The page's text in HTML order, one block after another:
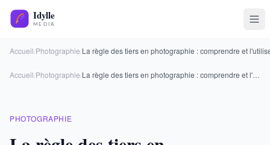
Accueil/Photographie/La règle des tiers en photographie : comprendre et
Accueil/Photographie/ La règle des tiers en photographie : comprendre et l'utiliser
PHOTOGRAPHIE